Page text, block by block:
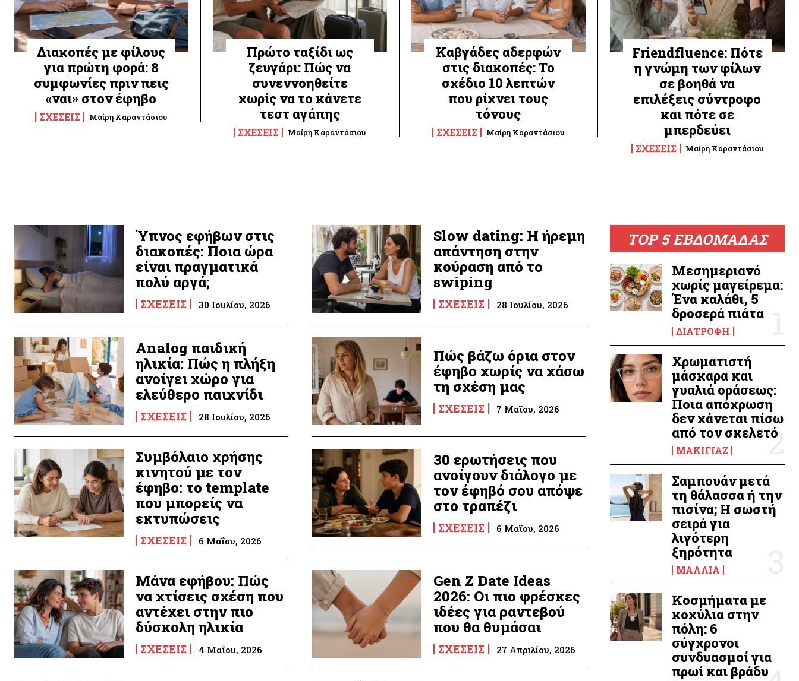
Διακοπές με φίλους
για πρώτη φορά: 8
συμφωνίες πριν πεις
«ναι» στον έφηβο
ΣΧΈΣΕΙΣ Μαίρη Καραντάσιου
Πρώτο ταξίδι ως
ζευγάρι: Πώς να
συνεννοηθείτε
χωρίς να το κάνετε
τεστ αγάπης
ΣΧΈΣΕΙΣ Μαίρη Καραντάσιου
Καβγάδες αδερφών
στις διακοπές: Το
σχέδιο 10 λεπτών
που ρίχνει τους
τόνους
ΣΧΈΣΕΙΣ Μαίρη Καραντάσιου
Friendfluence: Πότε
η γνώμη των φίλων
σε βοηθά να
επιλέξεις σύντροφο
και πότε σε
μπερδεύει
ΣΧΈΣΕΙΣ Μαίρη Καραντάσιου
Ύπνος εφήβων στις
διακοπές: Ποια ώρα
είναι πραγματικά
πολύ αργά;
ΣΧΈΣΕΙΣ 30 Ιουλίου, 2026
Slow dating: Η ήρεμη
απάντηση στην
κούραση από το
swiping
ΣΧΈΣΕΙΣ 28 Ιουλίου, 2026
Analog παιδική
ηλικία: Πώς η πλήξη
ανοίγει χώρο για
ελεύθερο παιχνίδι
ΣΧΈΣΕΙΣ 28 Ιουλίου, 2026
Πώς βάζω όρια στον
έφηβο χωρίς να χάσω
τη σχέση μας
ΣΧΈΣΕΙΣ 7 Μαΐου, 2026
Συμβόλαιο χρήσης
κινητού με τον
έφηβο: το template
που μπορείς να
εκτυπώσεις
ΣΧΈΣΕΙΣ 6 Μαΐου, 2026
30 ερωτήσεις που
ανοίγουν διάλογο με
τον έφηβό σου απόψε
στο τραπέζι
ΣΧΈΣΕΙΣ 6 Μαΐου, 2026
Μάνα εφήβου: Πώς
να χτίσεις σχέση που
αντέχει στην πιο
δύσκολη ηλικία
ΣΧΈΣΕΙΣ 4 Μαΐου, 2026
Gen Z Date Ideas
2026: Οι πιο φρέσκες
ιδέες για ραντεβού
που θα θυμάσαι
ΣΧΈΣΕΙΣ 27 Απριλίου, 2026
TOP 5 ΕΒΔΟΜΑΔΑΣ
Μεσημεριανό
χωρίς μαγείρεμα:
Ένα καλάθι, 5
δροσερά πιάτα
ΔΙΑΤΡΟΦΉ
Χρωματιστή
μάσκαρα και
γυαλιά οράσεως:
Ποια απόχρωση
δεν χάνεται πίσω
από τον σκελετό
ΜΑΚΙΓΙΆΖ
Σαμπουάν μετά
τη θάλασσα ή την
πισίνα; Η σωστή
σειρά για
λιγότερη
ξηρότητα
ΜΑΛΛΙΆ
Κοσμήματα με
κοχύλια στην
πόλη: 6
σύγχρονοι
συνδυασμοί για
πρωί και βράδυ